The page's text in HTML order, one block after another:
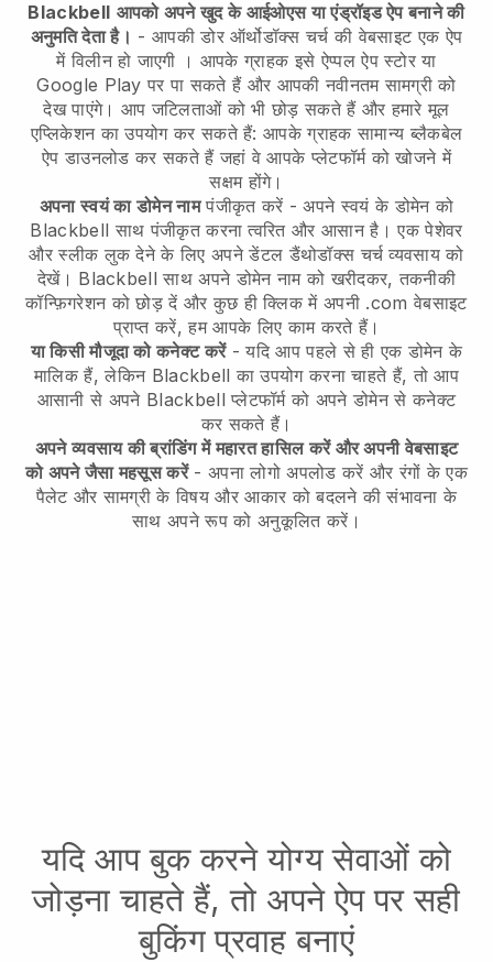
Blackbell आपको अपने खुद के आईओएस या एंड्रॉइड ऐप बनाने की
अनुमति देता है। - आपकी डोर ऑर्थोडॉक्स चर्च की वेबसाइट एक ऐप
में विलीन हो जाएगी । आपके ग्राहक इसे ऐप्पल ऐप स्टोर या
Google Play पर पा सकते हैं और आपकी नवीनतम सामग्री को
देख पाएंगे। आप जटिलताओं को भी छोड़ सकते हैं और हमारे मूल
एप्लिकेशन का उपयोग कर सकते हैं: आपके ग्राहक सामान्य ब्लैकबेल
ऐप डाउनलोड कर सकते हैं जहां वे आपके प्लेटफॉर्म को खोजने में
सक्षम होंगे।
अपना स्वयं का डोमेन नामपंजीकृत करें - अपने स्वयं के डोमेन को
Blackbell साथ पंजीकृत करना त्वरित और आसान है।एक पेशेवर
और स्लीक लुक देने के लिए अपने डेंटल डैंथोडॉक्स चर्च व्यवसाय को
देखें। Blackbell साथ अपने डोमेन नाम को खरीदकर, तकनीकी
कॉन्फ़िगरेशन को छोड़ दें और कुछ ही क्लिक में अपनी .com वेबसाइट
प्राप्त करें, हम आपके लिए काम करते हैं।
या किसी मौजूदा को कनेक्ट करें- यदि आप पहले से ही एक डोमेन के
मालिक हैं, लेकिन Blackbell का उपयोग करना चाहते हैं, तो आप
आसानी से अपने Blackbell प्लेटफॉर्म को अपने डोमेन से कनेक्ट
कर सकते हैं।
अपने व्यवसाय की ब्रांडिंग में महारत हासिल करें और अपनी वेबसाइट
को अपने जैसा महसूस करें- अपना लोगो अपलोड करें और रंगों के एक
पैलेट और सामग्री के विषय और आकार को बदलने की संभावना के
साथ अपने रूप को अनुकूलित करें।
यदि आप बुक करने योग्य सेवाओं को
जोड़ना चाहते हैं, तो अपने ऐप पर सही
बुकिंग प्रवाह बनाएं